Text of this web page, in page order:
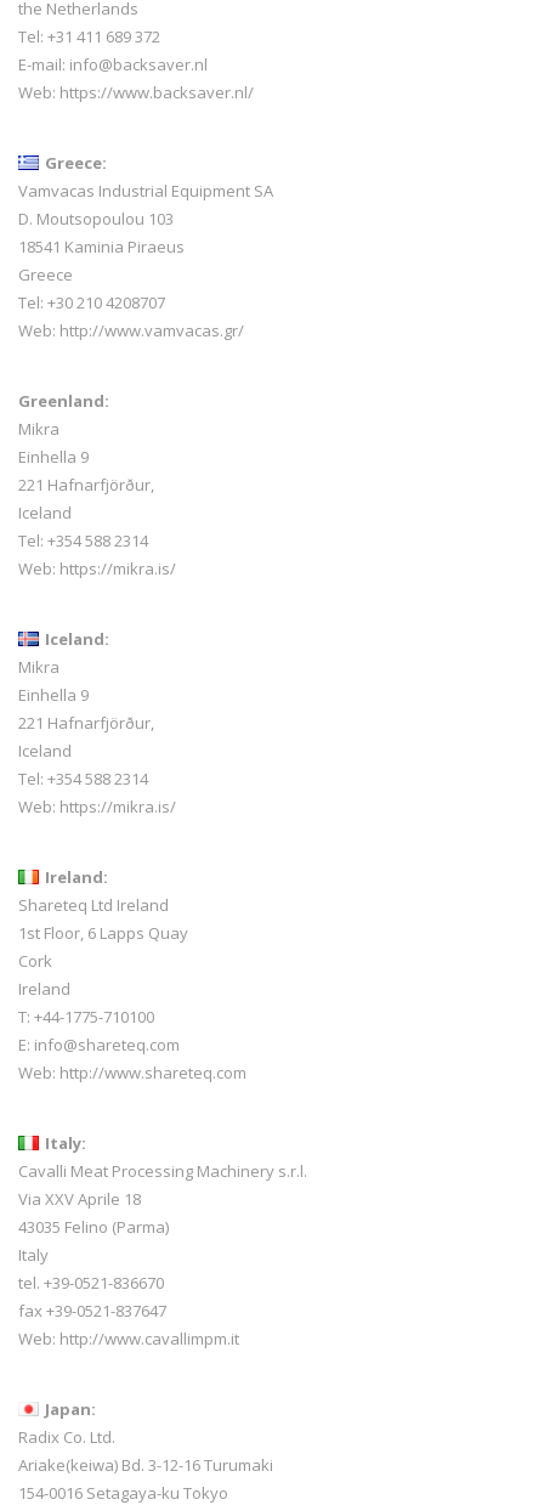
the Netherlands
Tel: +31 411 689 372
E-mail: info@backsaver.nl
Web: https://www.backsaver.nl/
Greece:
Vamvacas Industrial Equipment SA
D. Moutsopoulou 103
18541 Kaminia Piraeus
Greece
Tel: +30 210 4208707
Web: http://www.vamvacas.gr/
Greenland:
Mikra
Einhella 9
221 Hafnarfjörður,
Iceland
Tel: +354 588 2314
Web: https://mikra.is/
Iceland:
Mikra
Einhella 9
221 Hafnarfjörður,
Iceland
Tel: +354 588 2314
Web: https://mikra.is/
Ireland:
Shareteq Ltd Ireland
1st Floor, 6 Lapps Quay
Cork
Ireland
T: +44-1775-710100
E: info@shareteq.com
Web: http://www.shareteq.com
Italy:
Cavalli Meat Processing Machinery s.r.l.
Via XXV Aprile 18
43035 Felino (Parma)
Italy
tel. +39-0521-836670
fax +39-0521-837647
Web: http://www.cavallimpm.it
Japan:
Radix Co. Ltd.
Ariake(keiwa) Bd. 3-12-16 Turumaki
154-0016 Setagaya-ku Tokyo